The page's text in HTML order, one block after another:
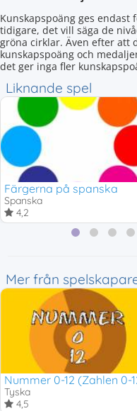
Kunskapspoäng ges
tidigare, det vill säga de
gröna cirklar. Även efter att
kunskapspoäng och
det ger inga fler
Liknande spel
Färgerna på spanska
Spanska
4,2
Mer från
Nummer 0-12 (Zahlen 0-
Tyska
4,5